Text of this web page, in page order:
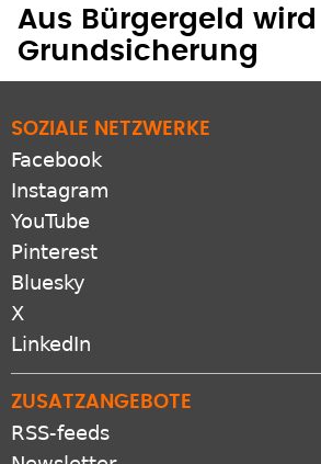
Aus Bürgergeld wird
Grundsicherung
SOZIALE NETZWERKE
Facebook
Instagram
YouTube
Pinterest
Bluesky
X
LinkedIn
ZUSATZANGEBOTE
RSS-feeds